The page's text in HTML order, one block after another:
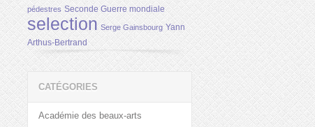
pédestres Seconde Guerre mondiale
selection Serge Gainsbourg Yann
Arthus-Bertrand
CATÉGORIES
Académie des beaux-arts